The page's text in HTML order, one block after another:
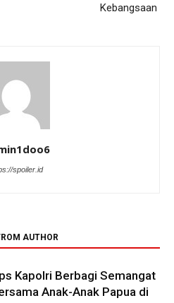
Kebangsaan
spoiler.id
AUTHOR
Kapolri Berbagi Semangat
Anak-Anak Papua di